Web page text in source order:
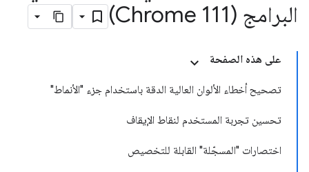
البرامج (Chrome 111)
على هذه الصفحة
تصحيح أخطاء الألوان العالية الدقة باستخدام جزء "الأنماط"
تحسين تجربة المستخدم لنقاط الإيقاف
اختصارات "المسجّلة" القابلة للتخصيص